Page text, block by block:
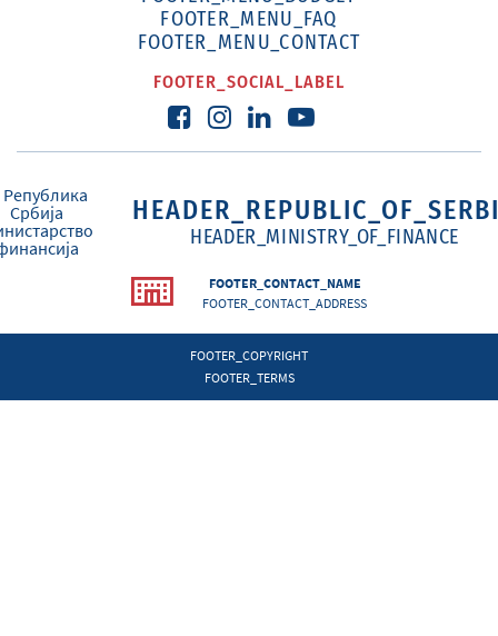
FOOTER_MENU_FAQ
FOOTER_MENU_CONTACT
FOOTER_SOCIAL_LABEL
HEADER_MINISTRY_OF_FINANCE
FOOTER_CONTACT_NAME
FOOTER_CONTACT_ADDRESS
FOOTER_COPYRIGHT
FOOTER_TERMS